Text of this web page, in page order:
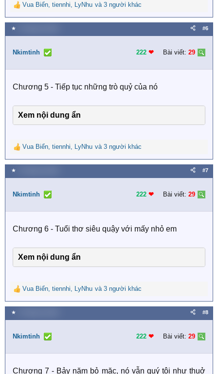
R
e
a
c
i
n
:
Vua Biển, tiennhi, LyNhu và 3 người khác
★ #6
Nkimtinh 222 ❤︎ Bài viết: 29
Chương 5 - Tiếp tục những trò quỷ của nó
Xem nội dung ẩn
R
e
a
c
i
n
:
Vua Biển, tiennhi, LyNhu và 3 người khác
★ #7
Nkimtinh 222 ❤︎ Bài viết: 29
Chương 6 - Tuổi thơ siêu quậy với mấy nhỏ em
Xem nội dung ẩn
R
e
a
c
i
n
:
Vua Biển, tiennhi, LyNhu và 3 người khác
★ #8
Nkimtinh 222 ❤︎ Bài viết: 29
Chương 7 - Bảy năm bỏ mặc, nó vẫn quý tôi như thuở